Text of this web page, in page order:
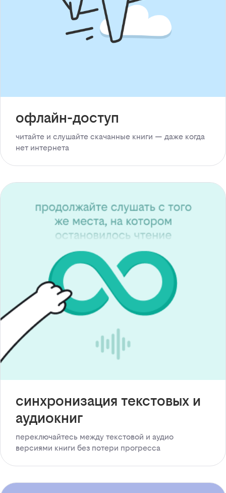
офлайн-доступ
читайте и слушайте скачанные книги — даже когда
нет интернета
синхронизация текстовых и
аудиокниг
переключайтесь между текстовой и аудио
версиями книги без потери прогресса